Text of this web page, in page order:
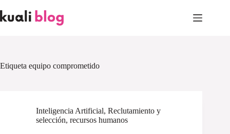
to
content
Etiqueta equipo comprometido
Inteligencia Artificial, Reclutamiento y
selección, recursos humanos